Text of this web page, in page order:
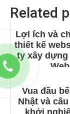
Related
Lợi ích và
thiết kế
ty xây dựng
Web
Vua đầu
Nhật và